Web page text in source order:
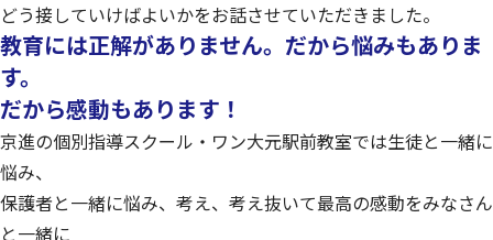
どう接していけばよいかをお話させていただきました。
教育には正解がありません。だから悩みもありま
す。
だから感動もあります！
京進の個別指導スクール・ワン大元駅前教室では生徒と一緒に
悩み、
保護者と一緒に悩み、考え、考え抜いて最高の感動をみなさん
と一緒に